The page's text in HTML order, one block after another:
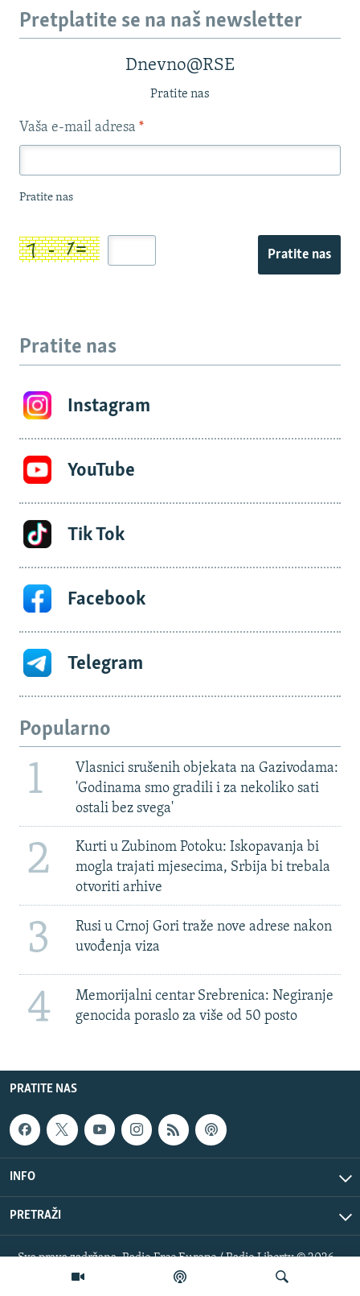
Pretplatite se na naš newsletter
Dnevno@RSE
Pratite nas
Vaša e-mail adresa *
Pratite nas
Pratite nas
Pratite nas
Instagram
YouTube
Tik Tok
Facebook
Telegram
Popularno
1
Vlasnici srušenih objekata na Gazivodama:
'Godinama smo gradili i za nekoliko sati
ostali bez svega'
2
Kurti u Zubinom Potoku: Iskopavanja bi
mogla trajati mjesecima, Srbija bi trebala
otvoriti arhive
3
Rusi u Crnoj Gori traže nove adrese nakon
uvođenja viza
4
Memorijalni centar Srebrenica: Negiranje
genocida poraslo za više od 50 posto
PRATITE NAS
INFO
PRETRAŽI
Sva prava zadržana. Radio Free Europe / Radio Liberty © 2026
RFE/RL, Inc.